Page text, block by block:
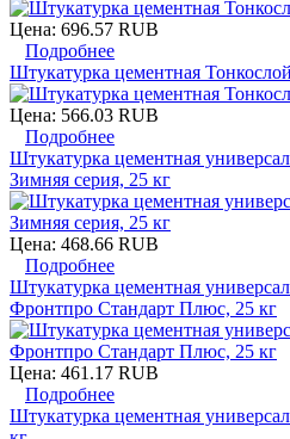
Цена: 696.57 RUB
Подробнее
Штукатурка цементная
Цена: 566.03 RUB
Подробнее
Штукатурка цементная
Зимняя серия, 25 кг
Цена: 468.66 RUB
Подробнее
Штукатурка цементная
Фронтпро Стандарт Плюс, 25 кг
Цена: 461.17 RUB
Подробнее
Штукатурка цементная